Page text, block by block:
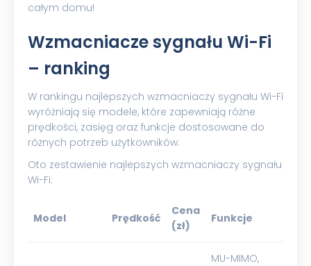
całym domu!
Wzmacniacze sygnału Wi-Fi
– ranking
W rankingu najlepszych wzmacniaczy sygnału Wi-Fi
wyróżniają się modele, które zapewniają różne
prędkości, zasięg oraz funkcje dostosowane do
różnych potrzeb użytkowników.
Oto zestawienie najlepszych wzmacniaczy sygnału
Wi-Fi:
Model Prędkość
Cena
(zł)
Funkcje
MU-MIMO,